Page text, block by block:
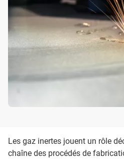
Les gaz inertes jouent un rôle
chaîne des procédés de